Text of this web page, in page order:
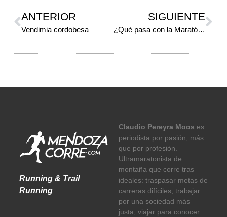
ANTERIOR
Vendimia cordobesa
SIGUIENTE
¿Qué pasa con la Maratón de Mendoza?
Running & Trail
Running
Claudio Pereyra Moos es
periodista por pasión, más
que por profesión.
Ultramaratonista de
montaña que corre tras
ideales: traspasar metas de
carreras difíciles, trabajar
por una sociedad más
justa, viajar para conocer